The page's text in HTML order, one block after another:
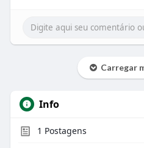
Carregar
Info
1 Postagens